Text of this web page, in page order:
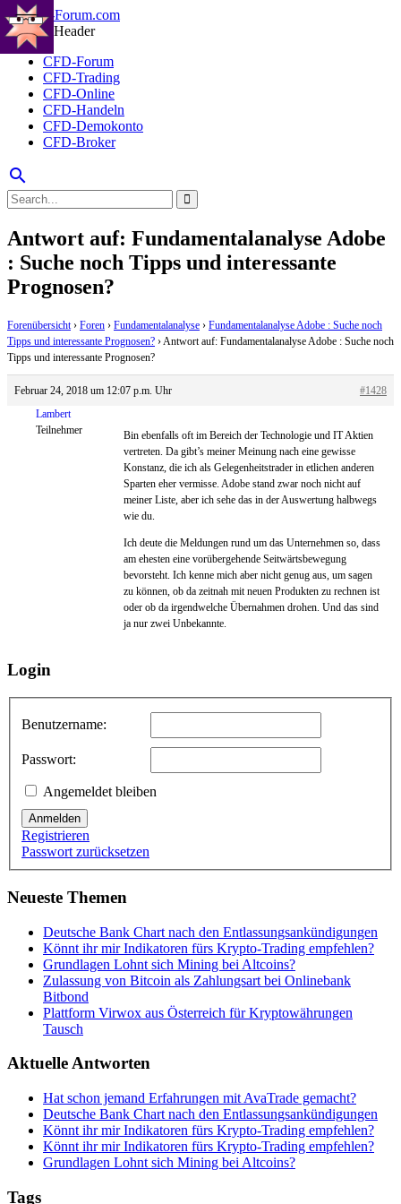
CFD-Forum
CFD-Trading
CFD-Online
CFD-Handeln
CFD-Demokonto
CFD-Broker
search
Antwort auf: Fundamentalanalyse Adobe
: Suche noch Tipps und interessante
Prognosen?
Forenübersicht › Foren › Fundamentalanalyse › Fundamentalanalyse Adobe : Suche noch
Tipps und interessante Prognosen? ›Antwort auf: Fundamentalanalyse Adobe : Suche noch
Tipps und interessante Prognosen?
Februar 24, 2018 um 12:07 p.m. Uhr
#1428
Lambert
Teilnehmer
Bin ebenfalls oft im Bereich der Technologie und IT Aktien
vertreten. Da gibt’s meiner Meinung nach eine gewisse
Konstanz, die ich als Gelegenheitstrader in etlichen anderen
Sparten eher vermisse. Adobe stand zwar noch nicht auf
meiner Liste, aber ich sehe das in der Auswertung halbwegs
wie du.
Ich deute die Meldungen rund um das Unternehmen so, dass
am ehesten eine vorübergehende Seitwärtsbewegung
bevorsteht. Ich kenne mich aber nicht genug aus, um sagen
zu können, ob da zeitnah mit neuen Produkten zu rechnen ist
oder ob da irgendwelche Übernahmen drohen. Und das sind
ja nur zwei Unbekannte.
Login
Benutzername:
Passwort:
Angemeldet bleiben
Anmelden
Registrieren
Passwort zurücksetzen
Neueste Themen
Deutsche Bank Chart nach den Entlassungsankündigungen
Könnt ihr mir Indikatoren fürs Krypto-Trading empfehlen?
Grundlagen Lohnt sich Mining bei Altcoins?
Zulassung von Bitcoin als Zahlungsart bei Onlinebank
Bitbond
Plattform Virwox aus Österreich für Kryptowährungen
Tausch
Aktuelle Antworten
Hat schon jemand Erfahrungen mit AvaTrade gemacht?
Deutsche Bank Chart nach den Entlassungsankündigungen
Könnt ihr mir Indikatoren fürs Krypto-Trading empfehlen?
Könnt ihr mir Indikatoren fürs Krypto-Trading empfehlen?
Grundlagen Lohnt sich Mining bei Altcoins?
Tags